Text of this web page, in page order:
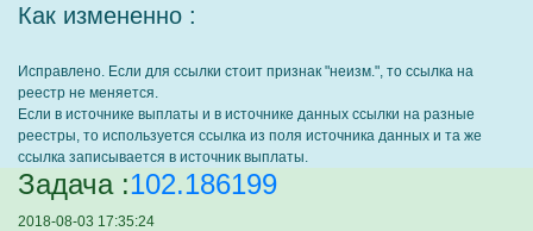
Как измененно :
Исправлено. Если для ссылки стоит признак "неизм.", то ссылка на
реестр не меняется.
Если в источнике выплаты и в источнике данных ссылки на разные
реестры, то используется ссылка из поля источника данных и та же
ссылка записывается в источник выплаты.
Задача :102.186199
2018-08-03 17:35:24